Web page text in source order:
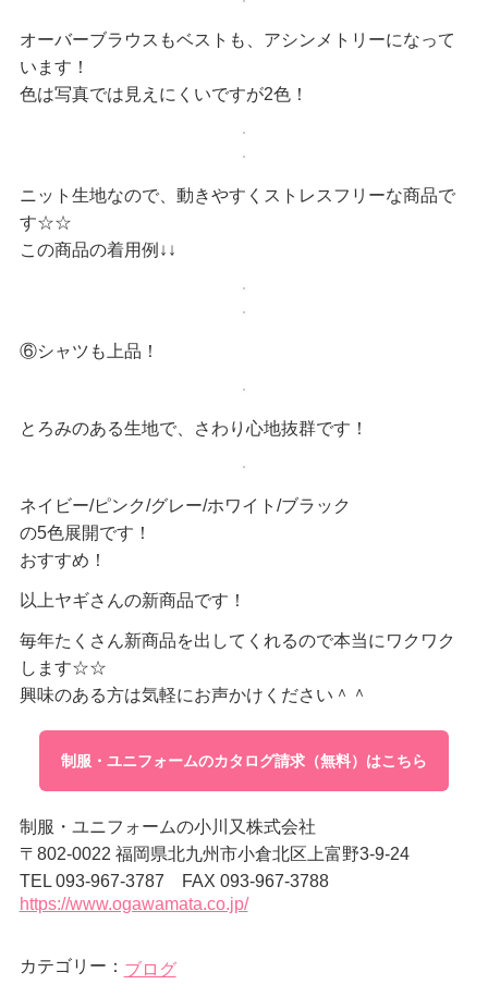
オーバーブラウスもベストも、アシンメトリーになって
います！
色は写真では見えにくいですが2色！
ニット生地なので、動きやすくストレスフリーな商品で
す☆☆
この商品の着用例↓↓
⑥シャツも上品！
とろみのある生地で、さわり心地抜群です！
ネイビー/ピンク/グレー/ホワイト/ブラック
の5色展開です！
おすすめ！
以上ヤギさんの新商品です！
毎年たくさん新商品を出してくれるので本当にワクワク
します☆☆
興味のある方は気軽にお声かけください＾＾
制服・ユニフォームのカタログ請求（無料）はこちら
制服・ユニフォームの小川又株式会社
〒802-0022 福岡県北九州市小倉北区上富野3-9-24
TEL 093-967-3787 FAX 093-967-3788
https://www.ogawamata.co.jp/
カテゴリー： ブログ